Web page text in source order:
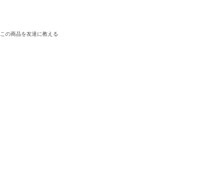
この商品を友達に教える